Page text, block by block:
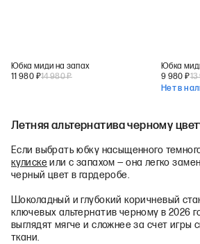
Юбка миди на запах
11 980 ₽14 980₽
Юбка
9 980 ₽
Нет в
Летняя альтернатива черному
Если выбрать юбку насыщенного
кулиске или с запахом — она легко
черный цвет в гардеробе.
Шоколадный и глубокий коричневый
ключевых альтернатив черному в 2026
выглядят мягче и сложнее за счет игры
ткани.